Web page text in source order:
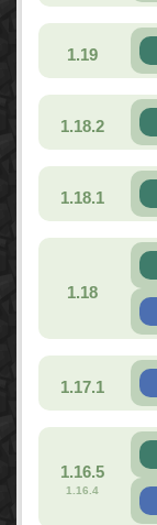
1.19
1.18.2
1.18.1
1.18
1.17.1
1.16.5
1.16.4